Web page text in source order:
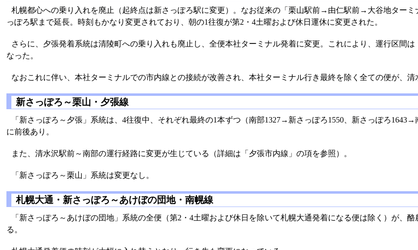
札幌都心への乗り入れを廃止（起終点は新さっぽろ駅に変更）。なお従来の「栗山駅前→由仁駅前→大谷地ターミ
っぽろ駅まで延長。時刻もかなり変更されており、朝の1往復が第2・4土曜および休日運休に変更された。
さらに、夕張発着系統は清陵町への乗り入れも廃止し、全便本社ターミナル発着に変更。これにより、運行区間
なった。
なおこれに伴い、本社ターミナルでの市内線との接続が改善され、本社ターミナル行き最終を除く全ての便が、
新さっぽろ～栗山・夕張線
「新さっぽろ～夕張」系統は、4往復中、それぞれ最終の1本ずつ（南部1327→新さっぽろ1550、新さっぽろ
に前後あり。
また、清水沢駅前～南部の運行経路に変更が生じている（詳細は「夕張市内線」の項を参照）。
「新さっぽろ～栗山」系統は変更なし。
札幌大通・新さっぽろ～あけぼの団地・南幌線
「新さっぽろ～あけぼの団地」系統の全便（第2・4土曜および休日を除いて札幌大通発着になる便は除く）が、
る。